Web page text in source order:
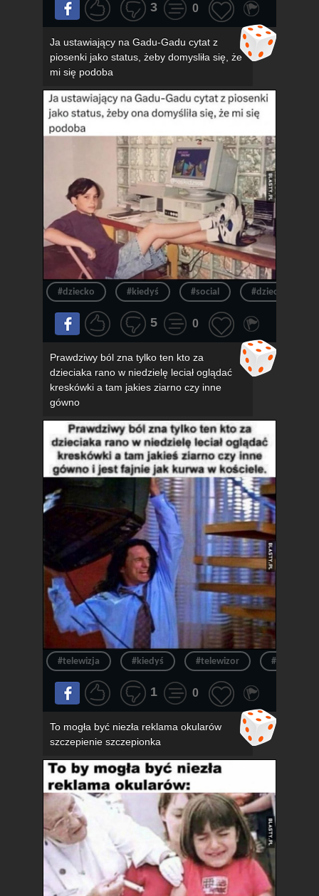
3 0
Ja ustawiający na Gadu-Gadu cytat z
piosenki jako status, żeby domysliła się, że
mi się podoba
#dziecko #kiedyś #social #dzieciak
5 0
Prawdziwy ból zna tylko ten kto za
dzieciaka rano w niedzielę leciał oglądać
kreskówki a tam jakies ziarno czy inne
gówno
#telewizja #kiedyś #telewizor #ból
1 0
To mogła być niezła reklama okularów
szczepienie szczepionka